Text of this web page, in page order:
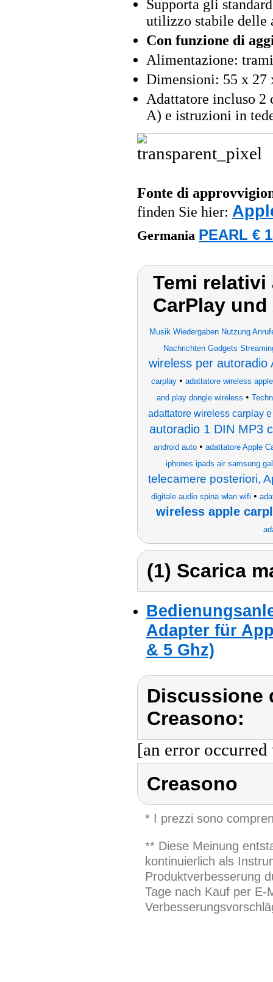
Supporta gli
utilizzo stabile delle
Con funzione di
Alimentazione:
Dimensioni: 55 x 27
Adattatore incluso 2
A) e istruzioni in
Fonte di
finden Sie hier:
Germania PEARL €
Temi
CarPlay
Musik Wiedergaben Nutzung
Nachrichten Gadgets
wireless per autoradio
carplay • adattatore wireless
and play dongle wireless •
adattatore wireless carplay
autoradio 1 DIN MP3
android auto • adattatore Apple
iphones ipads air samsung
telecamere posteriori,
digitale audio spina wlan wifi •
wireless apple
(1) Scarica
Adapter für
& 5 Ghz)
Discussione
Creasono:
[an error
Creasono
* I prezzi sono
** Diese Meinung
kontinuierlich als
Produktverbesserung
Tage nach Kauf per E-